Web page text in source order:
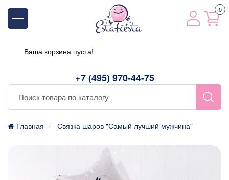
+7 (495) 970-44-75
0
Ваша корзина пуста!
Главная Связка шаров "Самый лучший мужчина"